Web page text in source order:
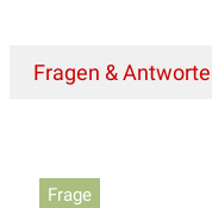
Fragen &
Frage